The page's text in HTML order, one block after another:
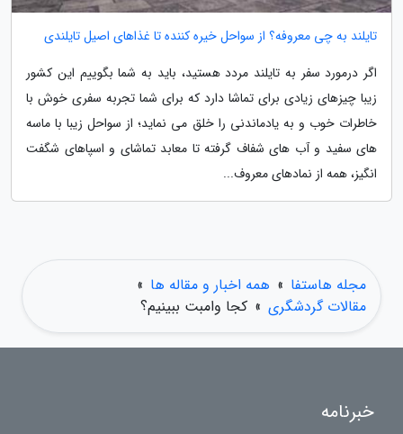
تایلند به چی معروفه؟ از سواحل خیره کننده تا غذاهای اصیل تایلندی
اگر درمورد سفر به تایلند مردد هستید، باید به شما بگوییم این کشور
زیبا چیزهای زیادی برای تماشا دارد که برای شما تجربه سفری خوش با
خاطرات خوب و به یادماندنی را خلق می نماید؛ از سواحل زیبا با ماسه
های سفید و آب های شفاف گرفته تا معابد تماشای و اسپاهای شگفت
انگیز، همه از نمادهای معروف...
مجله هاستفا » همه اخبار و مقاله ها »
مقالات گردشگری » کجا وامبت ببینیم؟
خبرنامه